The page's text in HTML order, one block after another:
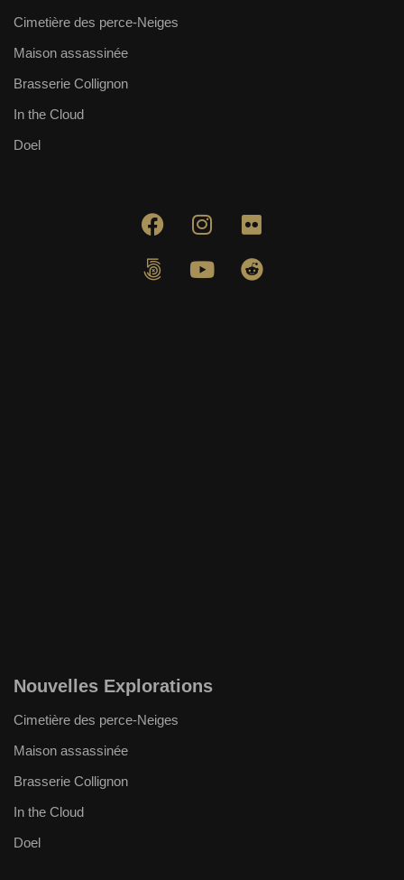
Cimetière des perce-Neiges
Maison assassinée
Brasserie Collignon
In the Cloud
Doel
Nouvelles Explorations
Cimetière des perce-Neiges
Maison assassinée
Brasserie Collignon
In the Cloud
Doel